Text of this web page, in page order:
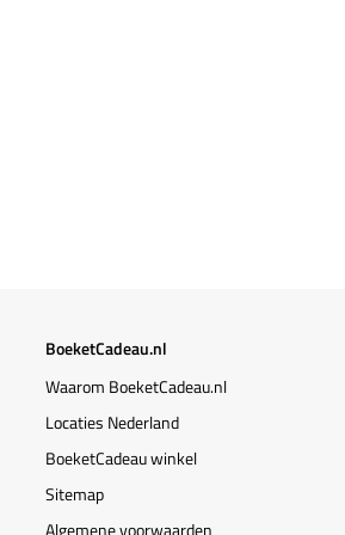
BoeketCadeau.nl
Waarom BoeketCadeau.nl
Locaties Nederland
BoeketCadeau winkel
Sitemap
Algemene voorwaarden